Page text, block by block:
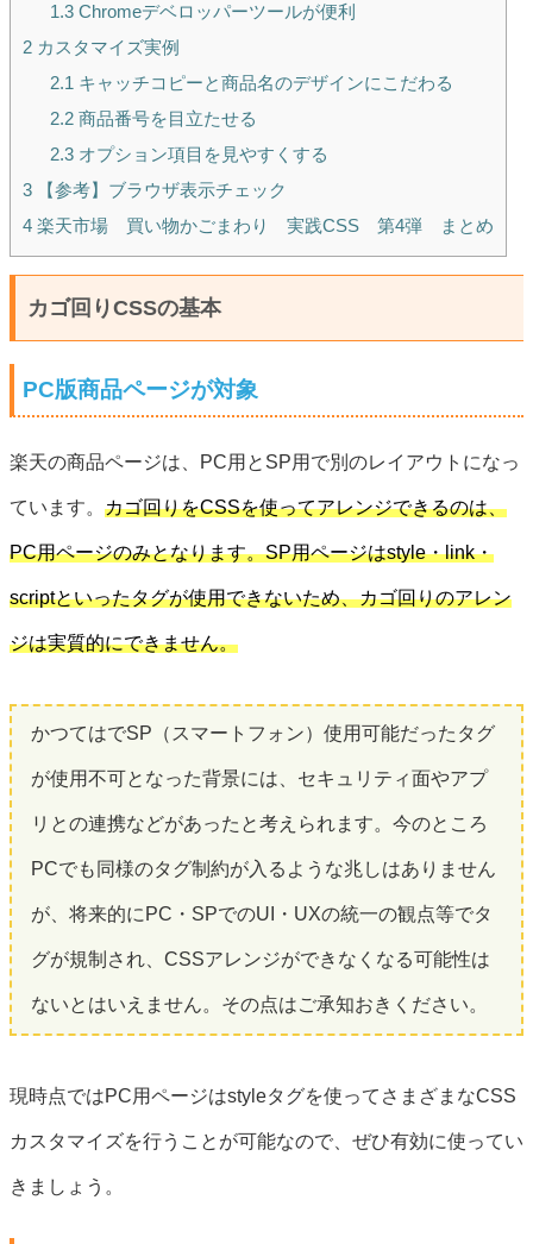
1.3Chromeデベロッパーツールが便利
2 カスタマイズ実例
2.1 キャッチコピーと商品名のデザインにこだわる
2.2商品番号を目立たせる
2.3オプション項目を見やすくする
3 【参考】ブラウザ表示チェック
4 楽天市場 買い物かごまわり 実践CSS 第4弾 まとめ
カゴ回りCSSの基本
PC版商品ページが対象
楽天の商品ページは、PC用とSP用で別のレイアウトになっ
ています。 カゴ回りをCSSを使ってアレンジできるのは、
PC用ページのみとなります。SP用ページはstyle・link・
scriptといったタグが使用できないため、カゴ回りのアレン
ジは実質的にできません。
かつてはでSP（スマートフォン）使用可能だったタグ
が使用不可となった背景には、セキュリティ面やアプ
リとの連携などがあったと考えられます。今のところ
PCでも同様のタグ制約が入るような兆しはありません
が、将来的にPC・SPでのUI・UXの統一の観点等でタ
グが規制され、CSSアレンジができなくなる可能性は
ないとはいえません。その点はご承知おきください。
現時点ではPC用ページはstyleタグを使ってさまざまなCSS
カスタマイズを行うことが可能なので、ぜひ有効に使ってい
きましょう。